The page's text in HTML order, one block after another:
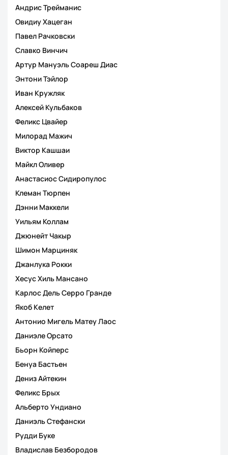
Андрис Трейманис
Овидиу Хацеган
Павел Рачковски
Славко Винчич
Артур Мануэль Соареш Диас
Энтони Тэйлор
Иван Кружляк
Алексей Кульбаков
Феликс Цвайер
Милорад Мажич
Виктор Кашшаи
Майкл Оливер
Анастасиос Сидиропулос
Клеман Тюрпен
Дэнни Маккели
Уильям Коллам
Джюнейт Чакыр
Шимон Марциняк
Джанлука Рокки
Хесус Хиль Мансано
Карлос Дель Серро Гранде
Якоб Келет
Антонио Мигель Матеу Лаос
Даниэле Орсато
Бьорн Койперс
Бенуа Бастьен
Дениз Айтекин
Феликс Брых
Альберто Ундиано
Даниэль Стефански
Рудди Буке
Владислав Безбородов